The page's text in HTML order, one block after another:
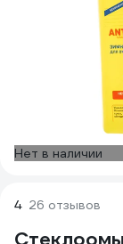
Нет в наличии
4 26 отзывов